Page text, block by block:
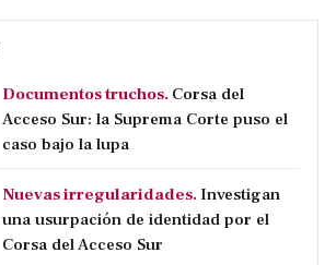
Documentos truchos. Corsa del
Acceso Sur: la Suprema Corte puso el
caso bajo la lupa
Nuevas irregularidades. Investigan
una usurpación de identidad por el
Corsa del Acceso Sur